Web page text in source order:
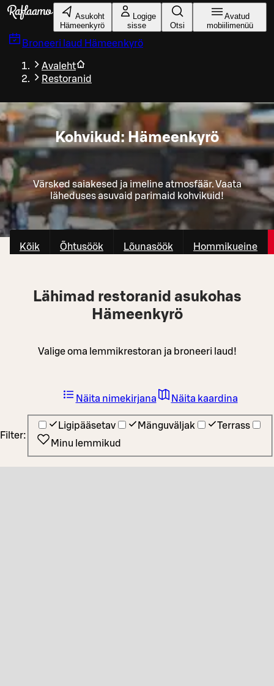
Liigu peamise sisu juurde
Asukoht
Hämeenkyrö
Logige
sisse
Otsi
Avatud
mobiilimenüü
Broneeri laud Hämeenkyrö
Avaleht
Restoranid
Kohvikud: Hämeenkyrö
Värsked saiakesed ja imeline atmosfäär. Vaata
läheduses asuvaid parimaid kohvikuid!
Kõik Õhtusöök Lõunasöök Hommikueine
Lähimad restoranid asukohas
Hämeenkyrö
Valige oma lemmikrestoran ja broneeri laud!
Filter:
Ligipääsetav Mänguväljak
Terrass
Minu lemmikud
Näita nimekirjana Näita kaardina